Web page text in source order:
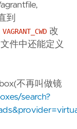
到
VAGRANT_CWD 改
件中还能定义
不再叫做镜
search?